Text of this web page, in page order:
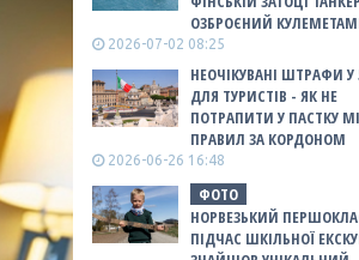
ОЗБРОЄНИЙ
2026-07-02 08:25
НЕОЧІКУВАНІ ШТРАФИ У
ДЛЯ ТУРИСТІВ - ЯК НЕ
ПОТРАПИТИ У ПАСТКУ
ПРАВИЛ ЗА КОРДОНОМ
2026-06-26 16:48
ФОТО
НОРВЕЗЬКИЙ
ПІДЧАС ШКІЛЬНОЇ